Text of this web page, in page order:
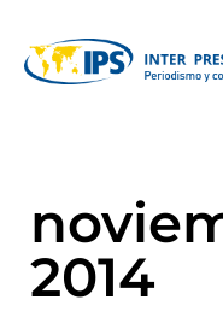
2014